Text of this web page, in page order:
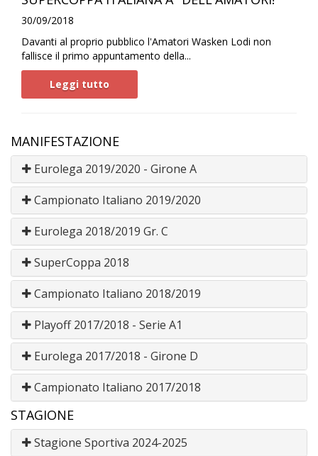
30/09/2018
Davanti al proprio pubblico l'Amatori Wasken Lodi non
fallisce il primo appuntamento della...
Leggi tutto
MANIFESTAZIONE
Eurolega 2019/2020 - Girone A
Campionato Italiano 2019/2020
Eurolega 2018/2019 Gr. C
SuperCoppa 2018
Campionato Italiano 2018/2019
Playoff 2017/2018 - Serie A1
Eurolega 2017/2018 - Girone D
Campionato Italiano 2017/2018
STAGIONE
Stagione Sportiva 2024-2025